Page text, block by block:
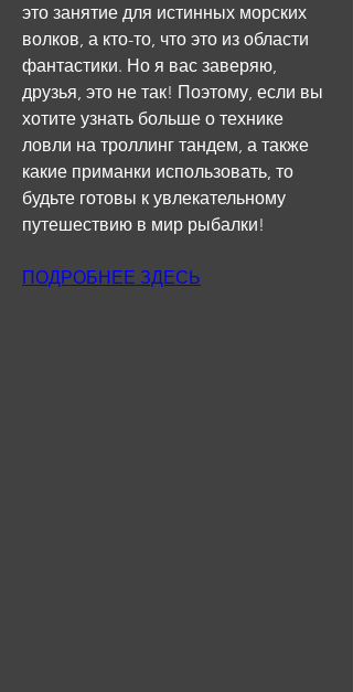
это занятие для истинных морских
волков, а кто-то, что это из области
фантастики. Но я вас заверяю,
друзья, это не так! Поэтому, если вы
хотите узнать больше о технике
ловли на троллинг тандем, а также
какие приманки использовать, то
будьте готовы к увлекательному
путешествию в мир рыбалки!
ПОДРОБНЕЕ ЗДЕСЬ